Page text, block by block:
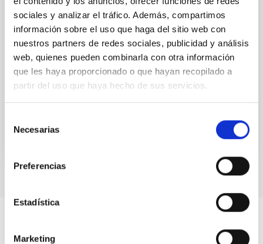
sociales y analizar el tráfico. Además, compartimos
información sobre el uso que haga del sitio web con
nuestros partners de redes sociales, publicidad y análisis
web, quienes pueden combinarla con otra información
que les haya proporcionado o que hayan recopilado a
partir del uso que haya hecho de sus servicios.
Necesarias
Preferencias
Estadística
Marketing
IAC has adopted the Protocol of the Ministerio de
Ciencia e Innovación to prevent situations of sexual
harassement or harassment based on sex.
PROTOCOLO DEL MINISTERIO DE CIENCIA E
INNOVACIÓN APLICABLE AL IAC - LANGUAGE:
/EN/DOCUMENTS/PROTOCOL-PREVENT-
SITUATIONS-SEXUAL-HARASSMENT-OR-